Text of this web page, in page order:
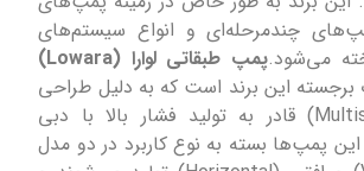
چندمرحله‌ای و انواع سیستم‌های
می‌شود.پمپ طبقاتی لوارا (Lowara)
این برند است که به دلیل طراحی
چندطبقه (Multistage) قادر به تولید فشار بالا با دبی
پمپ‌ها بسته به نوع کاربرد در دو مدل